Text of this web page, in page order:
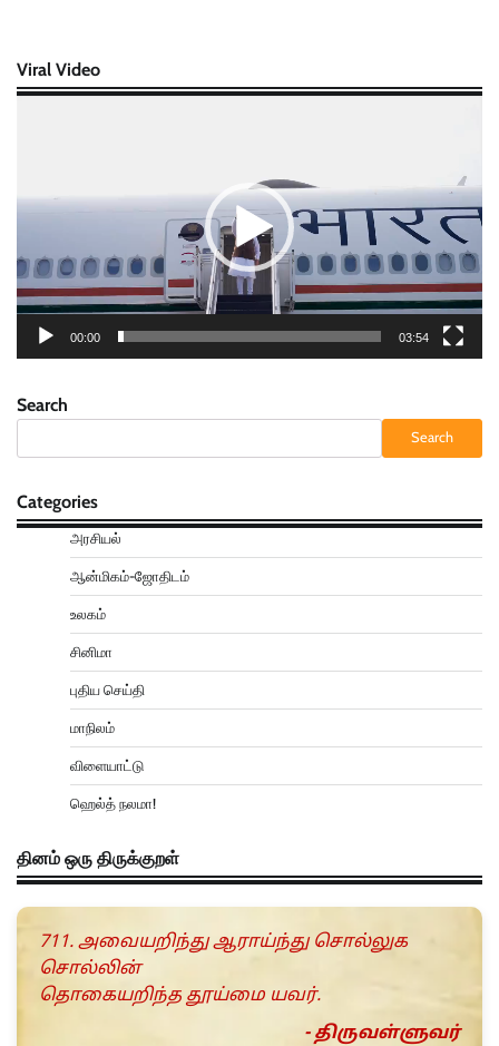
Viral Video
00:00 03:54
Search
Search
Categories
அரசியல்
ஆன்மிகம்-ஜோதிடம்
உலகம்
சினிமா
புதிய செய்தி
மாநிலம்
விளையாட்டு
ஹெல்த் நலமா!
தினம் ஒரு திருக்குறள்
711. அவையறிந்து ஆராய்ந்து சொல்லுக
சொல்லின்
தொகையறிந்த தூய்மை யவர்.
- திருவள்ளுவர்